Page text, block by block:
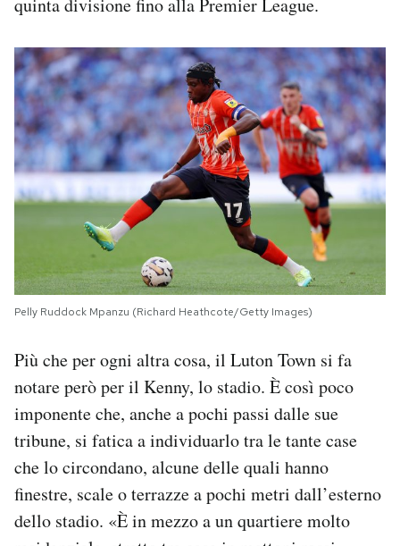
Pelly Ruddock Mpanzu (Richard Heathcote/Getty Images)
Più che per ogni altra cosa, il Luton Town si fa
notare però per il Kenny, lo stadio. È così poco
imponente che, anche a pochi passi dalle sue
tribune, si fatica a individuarlo tra le tante case
che lo circondano, alcune delle quali hanno
finestre, scale o terrazze a pochi metri dall’esterno
dello stadio. «È in mezzo a un quartiere molto